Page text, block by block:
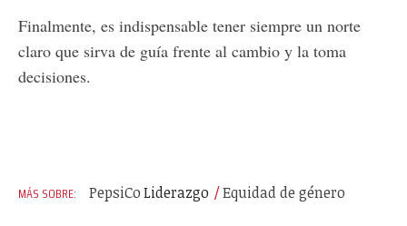
Finalmente, es indispensable tener siempre un norte
claro que sirva de guía frente al cambio y la toma
decisiones.
PepsiCoLiderazgo Equidad de género